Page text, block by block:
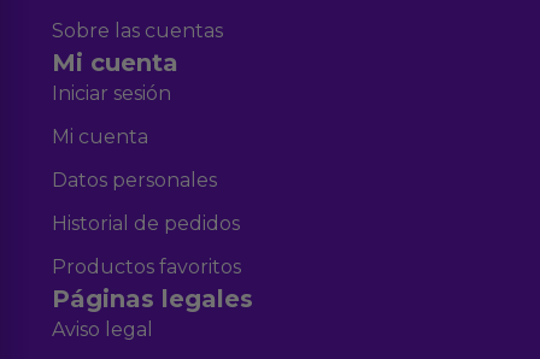
Sobre las cuentas
Mi cuenta
Iniciar sesión
Mi cuenta
Datos personales
Historial de pedidos
Productos favoritos
Páginas legales
Aviso legal